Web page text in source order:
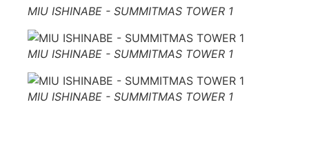
MIU ISHINABE - SUMMITMAS TOWER 1
MIU ISHINABE - SUMMITMAS TOWER 1
MIU ISHINABE - SUMMITMAS TOWER 1